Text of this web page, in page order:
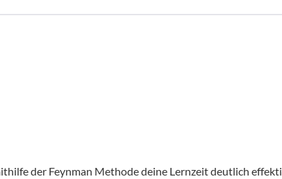
der Feynman Methode deine Lernzeit deutlich